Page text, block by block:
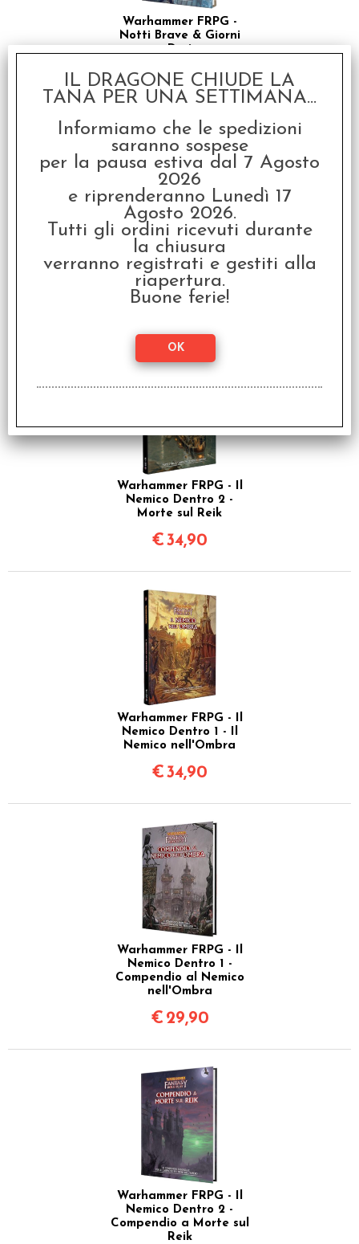
Warhammer FRPG -
Notti Brave & Giorni
Duri
€29,90
Warhammer FRPG -
Schermo del Game
Master
€ 24,90
Warhammer FRPG - Il
Nemico Dentro 2 -
Morte sul Reik
€34,90
Warhammer FRPG - Il
Nemico Dentro 1 - Il
Nemico nell'Ombra
€34,90
Warhammer FRPG - Il
Nemico Dentro 1 -
Compendio al Nemico
nell'Ombra
€ 29,90
Warhammer FRPG - Il
Nemico Dentro 2 -
Compendio a Morte sul
Reik
IL DRAGONE CHIUDE LA
TANA PER UNA SETTIMANA...
Informiamo che le spedizioni
saranno sospese
per la pausa estiva dal 7 Agosto
2026
e riprenderanno Lunedì 17
Agosto 2026.
Tutti gli ordini ricevuti durante
la chiusura
verranno registrati e gestiti alla
riapertura.
Buone ferie!